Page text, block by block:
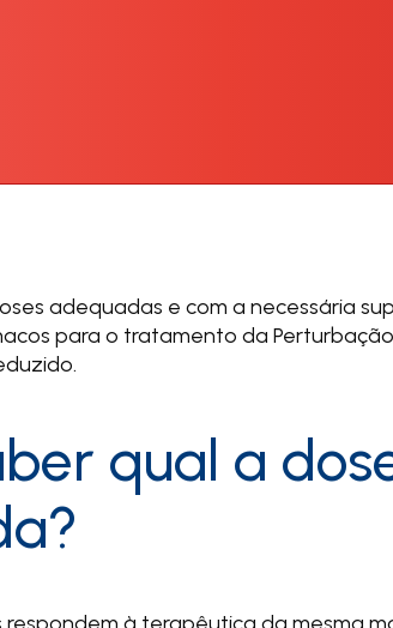
adequadas e com a necessária
para o tratamento da
qual a